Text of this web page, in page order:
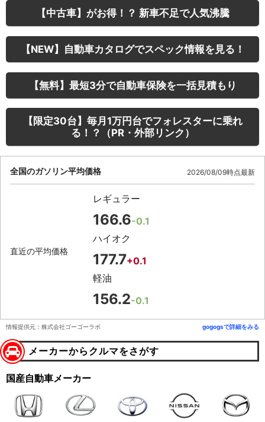
【中古車】がお得！？ 新車不足で人気沸騰
【NEW】自動車カタログでスペック情報を見る！
【無料】最短3分で自動車保険を一括見積もり
【限定30台】毎月1万円台でフォレスターに乗れ
る！？（PR・外部リンク）
全国のガソリン平均価格 2026/08/09時点最新
直近の平均価格
レギュラー
166.6-0.1
ハイオク
177.7+0.1
軽油
156.2-0.1
情報提供元：株式会社ゴーゴーラボ gogogsで詳細をみる
メーカーからクルマをさがす
国産自動車メーカー